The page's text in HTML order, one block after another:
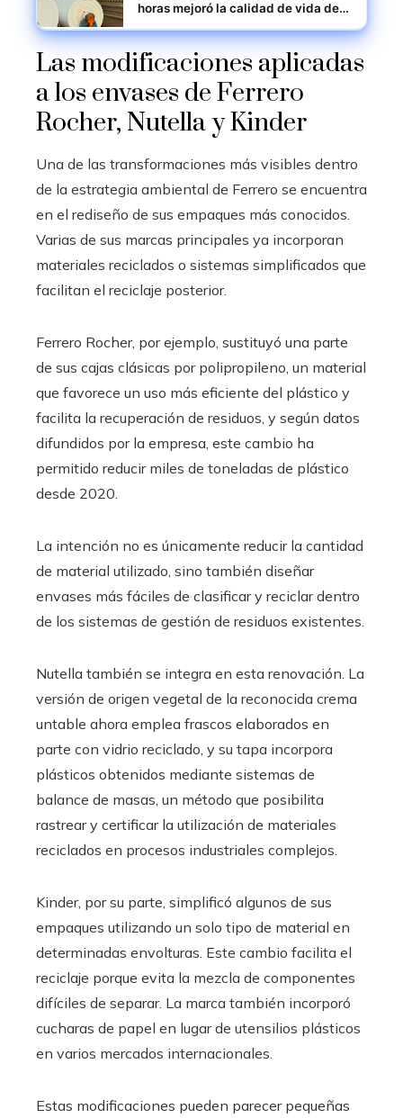
horas mejoró la calidad de vida de
Las modificaciones aplicadas
a los envases de Ferrero
Rocher, Nutella y Kinder
Una de las transformaciones más visibles dentro
de la estrategia ambiental de Ferrero se encuentra
en el rediseño de sus empaques más conocidos.
Varias de sus marcas principales ya incorporan
materiales reciclados o sistemas simplificados que
facilitan el reciclaje posterior.
Ferrero Rocher, por ejemplo, sustituyó una parte
de sus cajas clásicas por polipropileno, un material
que favorece un uso más eficiente del plástico y
facilita la recuperación de residuos, y según datos
difundidos por la empresa, este cambio ha
permitido reducir miles de toneladas de plástico
desde 2020.
La intención no es únicamente reducir la cantidad
de material utilizado, sino también diseñar
envases más fáciles de clasificar y reciclar dentro
de los sistemas de gestión de residuos existentes.
Nutella también se integra en esta renovación. La
versión de origen vegetal de la reconocida crema
untable ahora emplea frascos elaborados en
parte con vidrio reciclado, y su tapa incorpora
plásticos obtenidos mediante sistemas de
balance de masas, un método que posibilita
rastrear y certificar la utilización de materiales
reciclados en procesos industriales complejos.
Kinder, por su parte, simplificó algunos de sus
empaques utilizando un solo tipo de material en
determinadas envolturas. Este cambio facilita el
reciclaje porque evita la mezcla de componentes
difíciles de separar. La marca también incorporó
cucharas de papel en lugar de utensilios plásticos
en varios mercados internacionales.
Estas modificaciones pueden parecer pequeñas